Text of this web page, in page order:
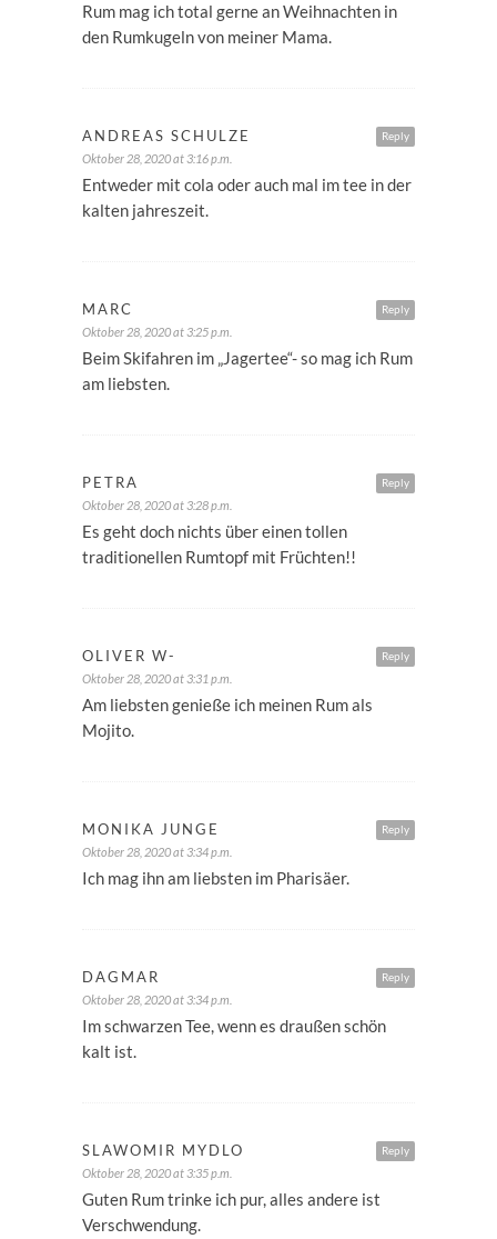
Rum mag ich total gerne an Weihnachten in
den Rumkugeln von meiner Mama.
Reply
ANDREAS SCHULZE
Oktober 28, 2020 at 3:16 p.m.
Entweder mit cola oder auch mal im tee in der
kalten jahreszeit.
Reply
MARC
Oktober 28, 2020 at 3:25 p.m.
Beim Skifahren im „Jagertee“- so mag ich Rum
am liebsten.
Reply
PETRA
Oktober 28, 2020 at 3:28 p.m.
Es geht doch nichts über einen tollen
traditionellen Rumtopf mit Früchten!!
Reply
OLIVER W-
Oktober 28, 2020 at 3:31 p.m.
Am liebsten genieße ich meinen Rum als
Mojito.
Reply
MONIKA JUNGE
Oktober 28, 2020 at 3:34 p.m.
Ich mag ihn am liebsten im Pharisäer.
Reply
DAGMAR
Oktober 28, 2020 at 3:34 p.m.
Im schwarzen Tee, wenn es draußen schön
kalt ist.
Reply
SLAWOMIR MYDLO
Oktober 28, 2020 at 3:35 p.m.
Guten Rum trinke ich pur, alles andere ist
Verschwendung.